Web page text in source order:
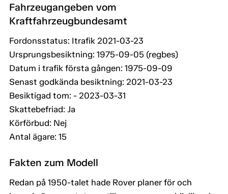
Fahrzeugangeben vom
Kraftfahrzeugbundesamt
Fordonsstatus: Itrafik 2021-03-23
Ursprungsbesiktning: 1975-09-05 (regbes)
Datum i trafik första gången: 1975-09-09
Senast godkända besiktning: 2021-03-23
Besiktigad tom: - 2023-03-31
Skattebefriad: Ja
Körförbud: Nej
Antal ägare: 15
Fakten zum Modell
Redan på 1950-talet hade Rover planer för och